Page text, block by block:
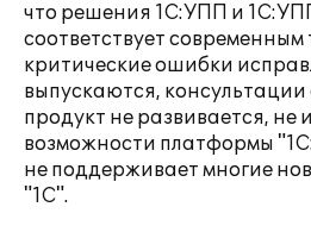
что решения 1С:УПП и
соответствует
критические ошибки
выпускаются,
продукт не развивается, не
возможности платформы
не поддерживает многие
"1С".